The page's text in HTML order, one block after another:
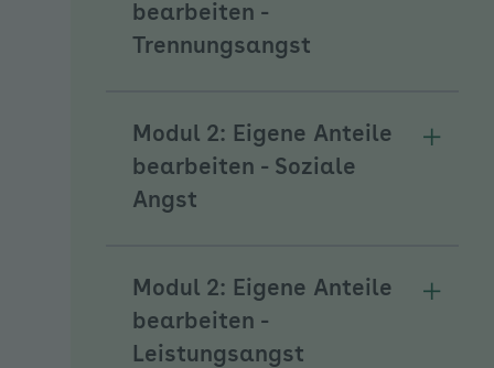
bearbeiten -
Trennungsangst
Modul 2: Eigene Anteile
bearbeiten - Soziale
Angst
Modul 2: Eigene Anteile
bearbeiten -
Leistungsangst